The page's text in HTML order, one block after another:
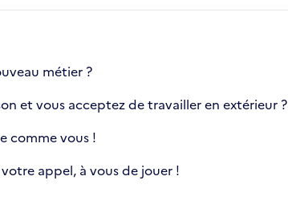
métier ?
et vous acceptez de travailler en extérieur ?
comme vous !
appel, à vous de jouer !